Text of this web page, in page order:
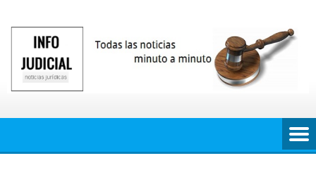
contenido